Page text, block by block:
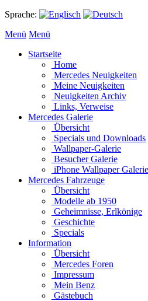
Sprache:
Menü Menü
Startseite
Home
Mercedes Neuigkeiten
Meine Neuigkeiten
Neuigkeiten Archiv
Links, Verweise
Mercedes Galerie
Übersicht
Specials und Downloads
Wallpaper-Galerie
Besucher Galerie
iPhone Wallpaper Galerie
Mercedes Fahrzeuge
Übersicht
Modelle ab 1950
Geheimnisse, Erlkönige
Geschichte
Specials
Information
Übersicht
Mercedes Foren
Impressum
Mein Benz
Gästebuch